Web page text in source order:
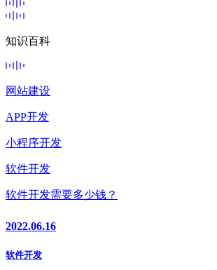
知识百科
网站建设
APP开发
小程序开发
软件开发
软件开发需要多少钱？
2022.06.16
软件开发